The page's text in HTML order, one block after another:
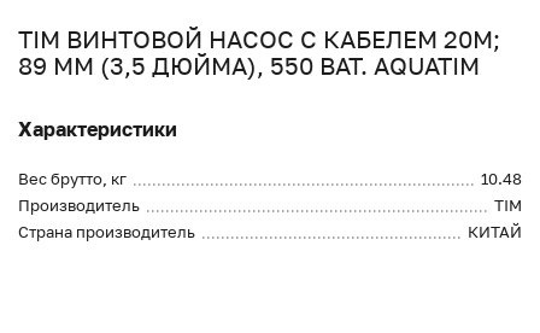
TIM ВИНТОВОЙ НАСОС С КАБЕЛЕМ 20М;
89 MM (3,5 ДЮЙМА), 550 ВАТ. AQUATIM
Характеристики
Вес брутто, кг
10.48
Производитель
TIM
Страна производитель
КИТАЙ